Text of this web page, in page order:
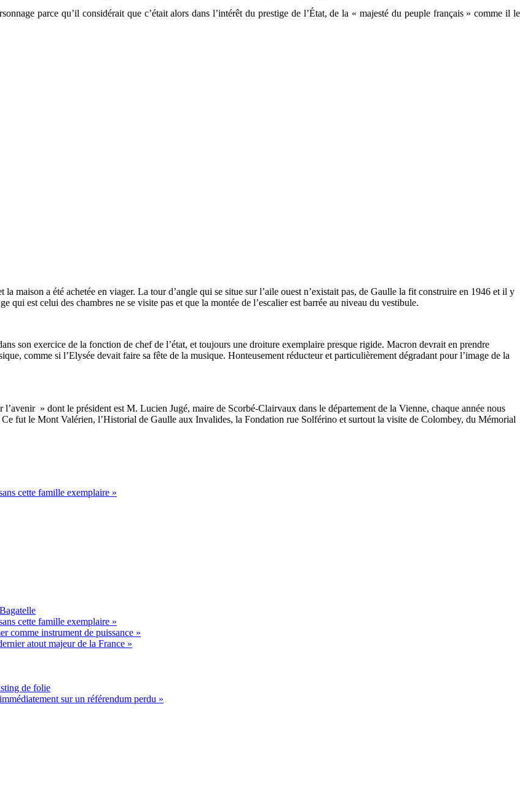
parce qu’il considérait que c’était alors dans l’intérêt du prestige de l’État, de la « majesté du peuple français » comme il le
maison a été achetée en viager. La tour d’angle qui se situe sur l’aile ouest n’existait pas, de Gaulle la fit construire en 1946 et il y
qui est celui des chambres ne se visite pas et que la montée de l’escalier est barrée au niveau du vestibule.
son exercice de la fonction de chef de l’état, et toujours une droiture exemplaire presque rigide. Macron devrait en prendre
comme si l’Elysée devait faire sa fête de la musique. Honteusement réducteur et particulièrement dégradant pour l’image de la
» dont le président est M. Lucien Jugé, maire de Scorbé-Clairvaux dans le département de la Vienne, chaque année nous
fut le Mont Valérien, l’Historial de Gaulle aux Invalides, la Fondation rue Solférino et surtout la visite de Colombey, du Mémorial
cette famille exemplaire »
cette famille exemplaire »
comme instrument de puissance »
atout majeur de la France »
de folie
sur un référendum perdu »